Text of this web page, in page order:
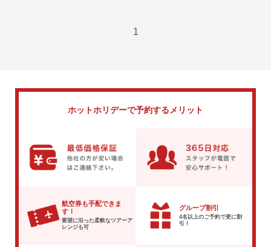
1
ホットホリデーで予約するメリット
航空券も手配できま
す！
要望に沿った柔軟なツアーア
レンジも可
グループ割引
4名以上のご予約で更に割
引！